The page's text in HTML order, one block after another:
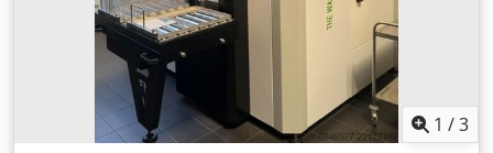
manual con soporte especial de acero inoxidable Estado
de la máquina: EN FUNCIONAMIENTO
1 /3